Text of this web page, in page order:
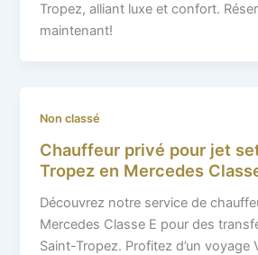
Tropez, alliant luxe et confort.
maintenant!
Non classé
Chauffeur privé pour jet
Tropez en Mercedes
Découvrez notre service de
Mercedes Classe E pour des
Saint-Tropez. Profitez d’un voyage